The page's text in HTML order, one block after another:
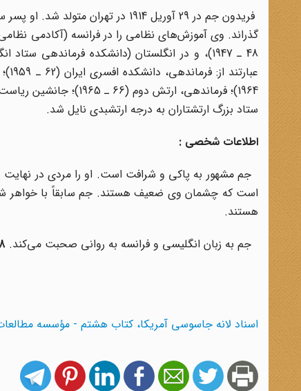
فریدون جم در 29 آوریل 1914 در
ستاد بزرگ ارتشتاران به درجه ارتشبدى نایل شد.
اطلاعات شخصى :
جم مشهور به پاکى و شرافت است. او را مردى در نهایت
است که چشمان وى ضعیف هستند. جم سابقاً با خواهر
هستند.
جم به زبان انگلیسى و فرانسه به روانى صحبت مى‌کند. 8 دسامبر 1978 ـ 57/9/17
اسناد لانه جاسوسی آمریکا، کتاب هشتم - مؤسسه